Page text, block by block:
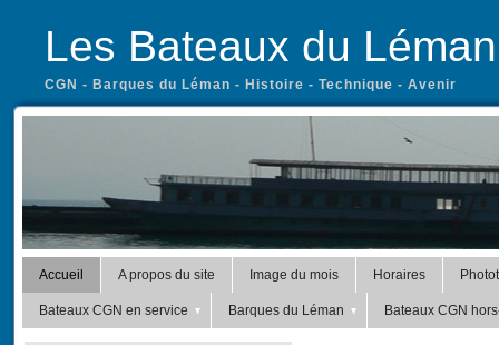
Les Bateaux du Léman
CGN - Barques du Léman - Histoire - Technique - Avenir
Accueil A propos du site Image du mois Horaires
Bateaux CGN en service Barques du Léman Bateaux CGN